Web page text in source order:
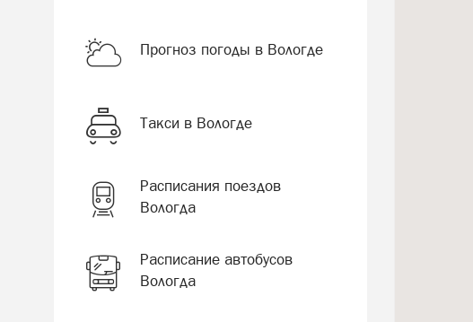
Прогноз погоды в Вологде
Такси в Вологде
Расписания поездов
Вологда
Расписание автобусов
Вологда